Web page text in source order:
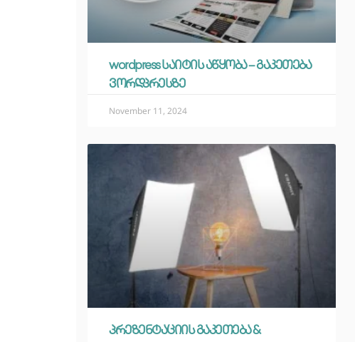
wordpress საიტის აწყობა – გაკეთება
ვორდპრესზე
November 11, 2024
პრეზენტაციის გაკეთება &